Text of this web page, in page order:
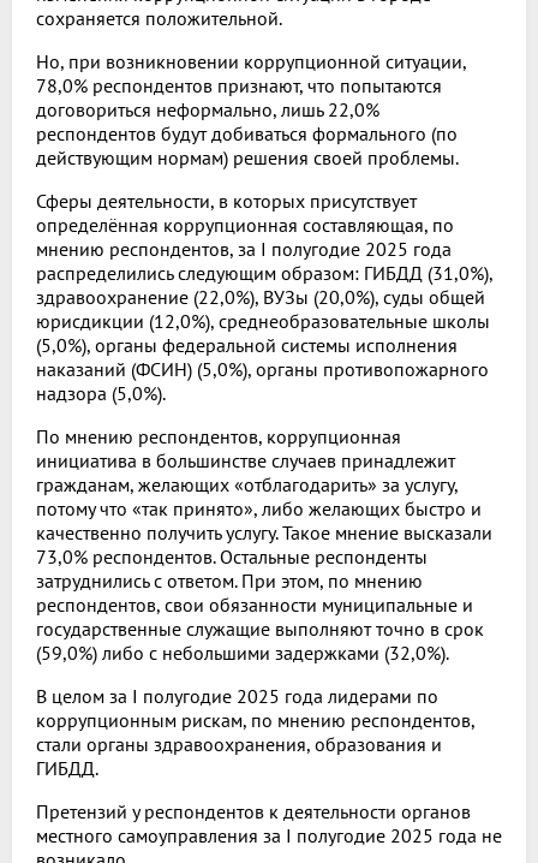
сохраняется положительной.
Но, при возникновении коррупционной ситуации,
78,0% респондентов признают, что попытаются
договориться неформально, лишь 22,0%
респондентов будут добиваться формального (по
действующим нормам) решения своей проблемы.
Сферы деятельности, в которых присутствует
определённая коррупционная составляющая, по
мнению респондентов, за I полугодие 2025 года
распределились следующим образом: ГИБДД (31,0%),
здравоохранение (22,0%), ВУЗы (20,0%), суды общей
юрисдикции (12,0%), среднеобразовательные школы
(5,0%), органы федеральной системы исполнения
наказаний (ФСИН) (5,0%), органы противопожарного
надзора (5,0%).
По мнению респондентов, коррупционная
инициатива в большинстве случаев принадлежит
гражданам, желающих «отблагодарить» за услугу,
потому что «так принято», либо желающих быстро и
качественно получить услугу. Такое мнение высказали
73,0% респондентов. Остальные респонденты
затруднились с ответом. При этом, по мнению
респондентов, свои обязанности муниципальные и
государственные служащие выполняют точно в срок
(59,0%) либо с небольшими задержками (32,0%).
В целом за I полугодие 2025 года лидерами по
коррупционным рискам, по мнению респондентов,
стали органы здравоохранения, образования и
ГИБДД.
Претензий у респондентов к деятельности органов
местного самоуправления за I полугодие 2025 года не